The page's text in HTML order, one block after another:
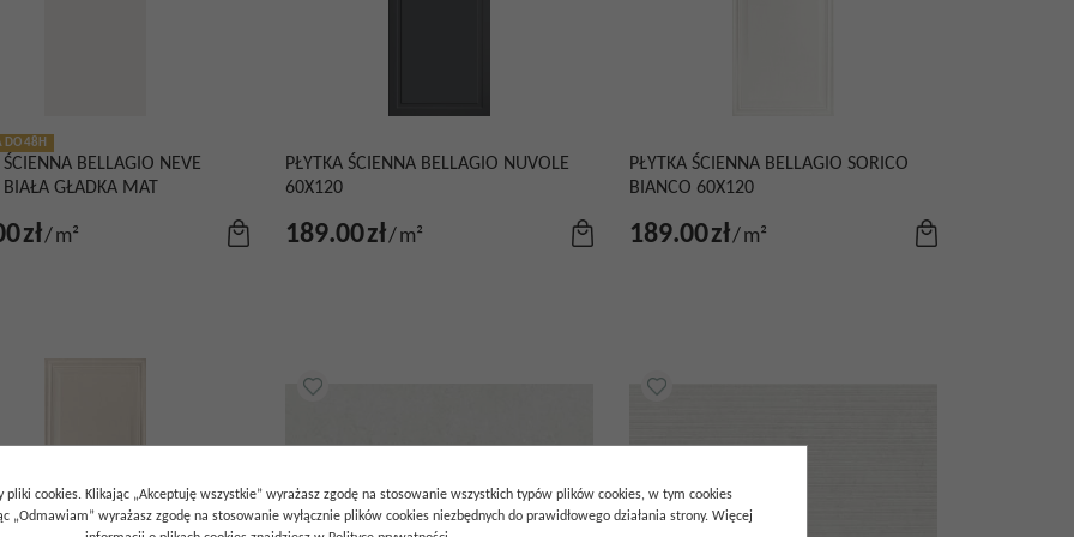
DO 48H
ŚCIENNA BELLAGIO NEVE
GŁADKA MAT
zł/ m²
PŁYTKA ŚCIENNA BELLAGIO NUVOLE
60X120
189.00zł/ m²
PŁYTKA ŚCIENNA BELLAGIO SORICO
BIANCO 60X120
189.00zł/ m²
pliki cookies. Klikając „Akceptuję wszystkie” wyrażasz zgodę na stosowanie wszystkich typów plików cookies, w tym cookies
„Odmawiam” wyrażasz zgodę na stosowanie wyłącznie plików cookies niezbędnych do prawidłowego działania strony. Więcej